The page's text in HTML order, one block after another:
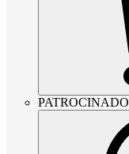
PATROCINADO